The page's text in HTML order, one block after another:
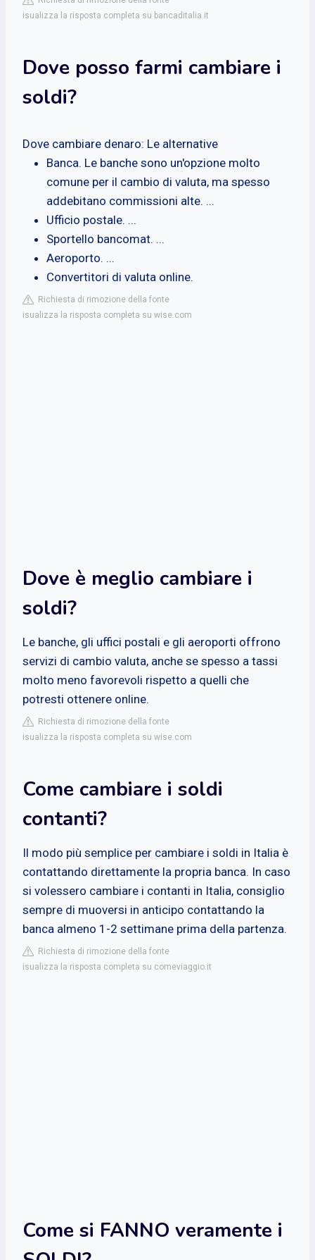
isualizza la risposta completa su bancaditalia.it
Dove posso farmi cambiare i
soldi?
Dove cambiare denaro: Le alternative
Banca. Le banche sono un'opzione molto
comune per il cambio di valuta, ma spesso
addebitano commissioni alte. ...
Ufficio postale. ...
Sportello bancomat. ...
Aeroporto. ...
Convertitori di valuta online.
Richiesta di rimozione della fonte
isualizza la risposta completa su wise.com
Dove è meglio cambiare i
soldi?
Le banche, gli uffici postali e gli aeroporti offrono
servizi di cambio valuta, anche se spesso a tassi
molto meno favorevoli rispetto a quelli che
potresti ottenere online.
Richiesta di rimozione della fonte
isualizza la risposta completa su wise.com
Come cambiare i soldi
contanti?
Il modo più semplice per cambiare i soldi in Italia è
contattando direttamente la propria banca. In caso
si volessero cambiare i contanti in Italia, consiglio
sempre di muoversi in anticipo contattando la
banca almeno 1-2 settimane prima della partenza.
Richiesta di rimozione della fonte
isualizza la risposta completa su comeviaggio.it
Come si FANNO veramente i